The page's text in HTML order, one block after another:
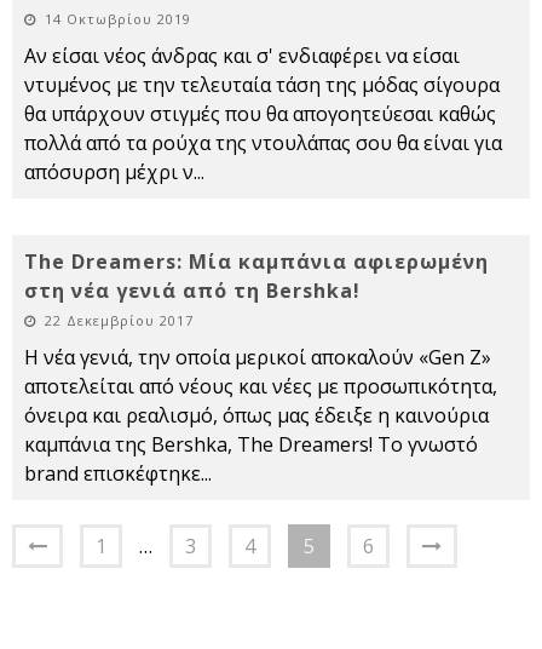
14 Οκτωβρίου 2019
Αν είσαι νέος άνδρας και σ' ενδιαφέρει να είσαι
ντυμένος με την τελευταία τάση της μόδας σίγουρα
θα υπάρχουν στιγμές που θα απογοητεύεσαι καθώς
πολλά από τα ρούχα της ντουλάπας σου θα είναι για
απόσυρση μέχρι ν...
The Dreamers: Μία καμπάνια αφιερωμένη
στη νέα γενιά από τη Bershka!
22 Δεκεμβρίου 2017
Η νέα γενιά, την οποία μερικοί αποκαλούν «Gen Z»
αποτελείται από νέους και νέες με προσωπικότητα,
όνειρα και ρεαλισμό, όπως μας έδειξε η καινούρια
καμπάνια της Bershka, The Dreamers! Το γνωστό
brand επισκέφτηκε...
1 … 3 4 5 6